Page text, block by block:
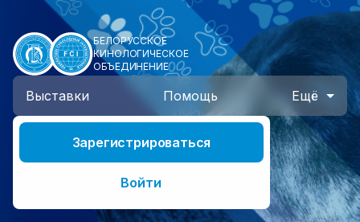
БЕЛОРУССКОЕ
КИНОЛОГИЧЕСКОЕ
ОБЪЕДИНЕНИЕ
Выставки Помощь Ещё
Зарегистрироваться
Войти